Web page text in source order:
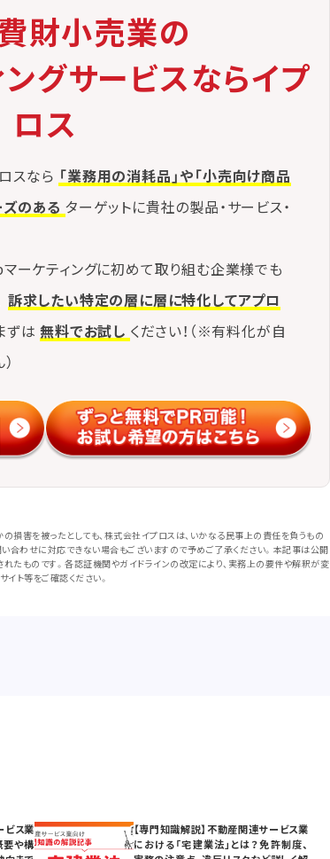
財小売業の
グサービスならイプ
ロス
スなら 「業務用の消耗品」や「小売向け商品
のある ターゲットに貴社の製品・サービス・
ーケティングに初めて取り組む企業様でも
訴求したい特定の層に層に特化してアプロ
ずは無料でお試し ください！（※有料化が自
害を被ったとしても、株式会社イプロスは、いかなる民事上の責任を負うもの
合わせに対応できない場合もございますので予めご了承ください。本記事は公開
たものです。各認証機関やガイドラインの改定により、実務上の要件や解釈が変
ト等をご確認ください。
ビス業
要や構
【専門知識解説】不動産関連サービス業
における「宅建業法」とは？免許制度、